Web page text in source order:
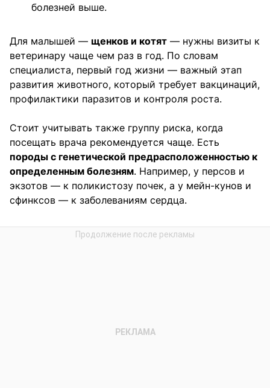
болезней выше.
Для малышей — щенков и котят — нужны визиты к
ветеринару чаще чем раз в год. По словам
специалиста, первый год жизни — важный этап
развития животного, который требует вакцинаций,
профилактики паразитов и контроля роста.
Стоит учитывать также группу риска, когда
посещать врача рекомендуется чаще. Есть
породы с генетической предрасположенностью к
определенным болезням. Например, у персов и
экзотов — к поликистозу почек, а у мейн-кунов и
сфинксов — к заболеваниям сердца.